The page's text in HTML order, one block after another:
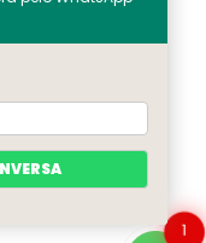
1